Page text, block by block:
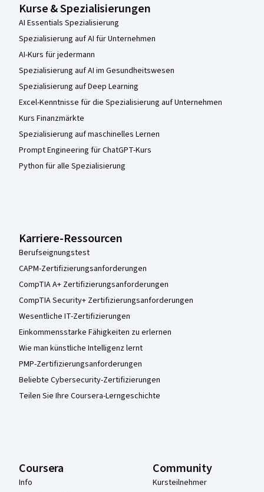
Kurse & Spezialisierungen
AI Essentials Spezialisierung
Spezialisierung auf AI für Unternehmen
AI-Kurs für jedermann
Spezialisierung auf AI im Gesundheitswesen
Spezialisierung auf Deep Learning
Excel-Kenntnisse für die Spezialisierung auf Unternehmen
Kurs Finanzmärkte
Spezialisierung auf maschinelles Lernen
Prompt Engineering für ChatGPT-Kurs
Python für alle Spezialisierung
Karriere-Ressourcen
Berufseignungstest
CAPM-Zertifizierungsanforderungen
CompTIA A+ Zertifizierungsanforderungen
CompTIA Security+ Zertifizierungsanforderungen
Wesentliche IT-Zertifizierungen
Einkommensstarke Fähigkeiten zu erlernen
Wie man künstliche Intelligenz lernt
PMP-Zertifizierungsanforderungen
Beliebte Cybersecurity-Zertifizierungen
Teilen Sie Ihre Coursera-Lerngeschichte
Coursera
Info
Community
Kursteilnehmer